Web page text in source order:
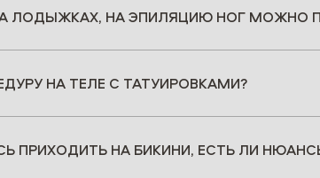
ЛОДЫЖКАХ, НА ЭПИЛЯЦИЮ НОГ МОЖНО
НА ТЕЛЕ С ТАТУИРОВКАМИ?
ПРИХОДИТЬ НА БИКИНИ, ЕСТЬ ЛИ